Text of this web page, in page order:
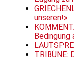
unseren!»
Bedingung
TRIBÜNE: